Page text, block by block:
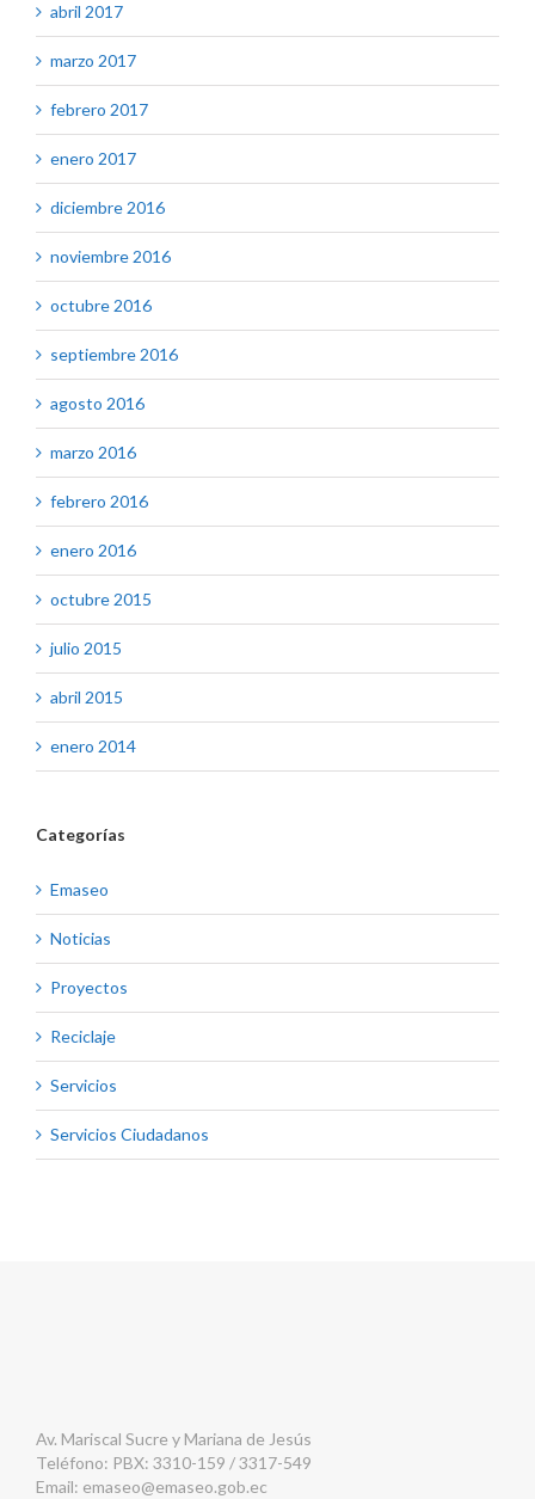
abril 2017
marzo 2017
febrero 2017
enero 2017
diciembre 2016
noviembre 2016
octubre 2016
septiembre 2016
agosto 2016
marzo 2016
febrero 2016
enero 2016
octubre 2015
julio 2015
abril 2015
enero 2014
Categorías
Emaseo
Noticias
Proyectos
Reciclaje
Servicios
Servicios Ciudadanos
Av. Mariscal Sucre y Mariana de Jesús
Teléfono: PBX: 3310-159 / 3317-549
Email: emaseo@emaseo.gob.ec